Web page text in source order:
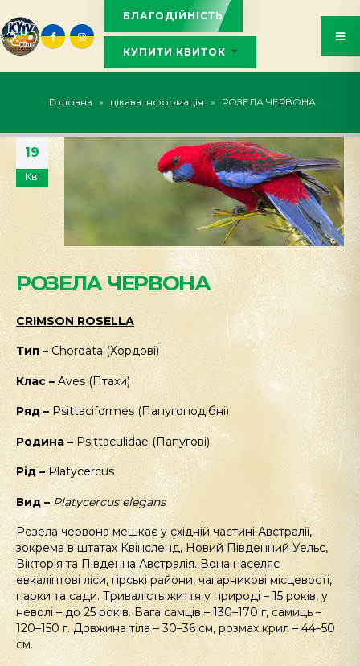
БЛАГОДІЙНІСТЬ
КУПИТИ КВИТОК
Головна » цікава інформація » РОЗЕЛА ЧЕРВОНА
19
Кві
РОЗЕЛА ЧЕРВОНА
CRIMSON ROSELLA
Тип – Chordata (Хордові)
Клас – Aves (Птахи)
Ряд – Psittaciformes (Папугоподібні)
Родина – Psittaculidae (Папугові)
Рід – Platycercus
Вид – Platycercus elegans
Розела червона мешкає у східній частині Австралії,
зокрема в штатах Квінсленд, Новий Південний Уельс,
Вікторія та Південна Австралія. Вона населяє
евкаліптові ліси, гірські райони, чагарникові місцевості,
парки та сади. Тривалість життя у природі – 15 років, у
неволі – до 25 років. Вага самців – 130–170 г, самиць –
120–150 г. Довжина тіла – 30–36 см, розмах крил – 44–50
см.